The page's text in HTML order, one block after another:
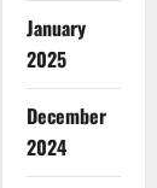
January
2025
December
2024